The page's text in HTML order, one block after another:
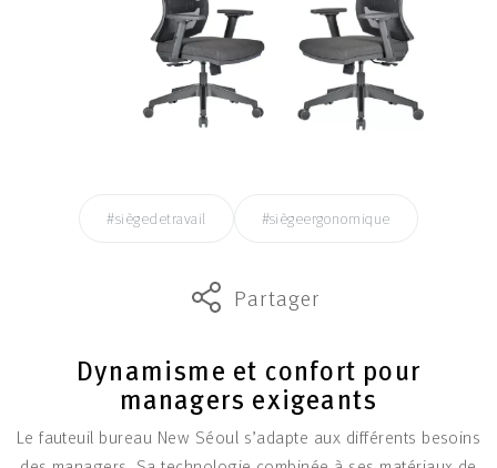
#siègedetravail #siègeergonomique
Partager
Dynamisme et confort pour
managers exigeants
Le fauteuil bureau New Séoul s’adapte aux différents besoins